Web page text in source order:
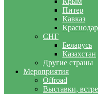
Питер
Кавказ
СНГ
Беларусь
Казахстан
Другие страны
Мероприятия
Offroad
Выставки,